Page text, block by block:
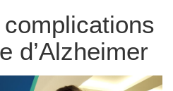
d’Alzheimer